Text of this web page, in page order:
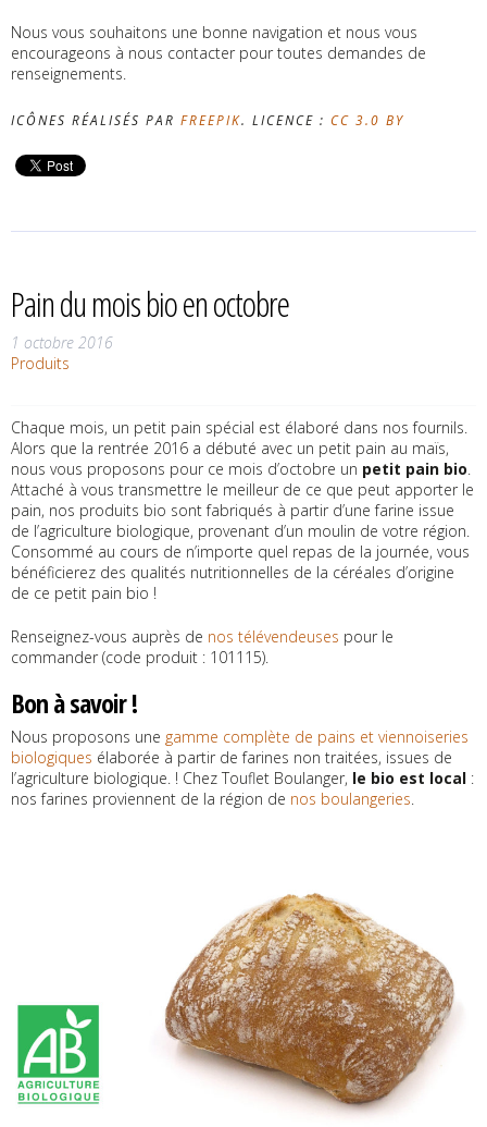
Nous vous souhaitons une bonne navigation et nous vous
encourageons à nous contacter pour toutes demandes de
renseignements.
ICÔNES RÉALISÉS PAR FREEPIK. LICENCE : CC 3.0 BY
Pain du mois bio en octobre
1 octobre 2016
Produits
Chaque mois, un petit pain spécial est élaboré dans nos fournils.
Alors que la rentrée 2016 a débuté avec un petit pain au maïs,
nous vous proposons pour ce mois d’octobre un petit pain bio
Attaché à vous transmettre le meilleur de ce que peut apporter le
pain, nos produits bio sont fabriqués à partir d’une farine issue
de l’agriculture biologique, provenant d’un moulin de votre région.
Consommé au cours de n’importe quel repas de la journée, vous
bénéficierez des qualités nutritionnelles de la céréales d’origine
de ce petit pain bio !
Renseignez-vous auprès de nos télévendeuses pour le
commander (code produit : 101115).
Bon à savoir !
Nous proposons une gamme complète de pains et viennoiseries
biologiques élaborée à partir de farines non traitées, issues de
l’agriculture biologique. ! Chez Touflet Boulanger, le bio est local :
nos farines proviennent de la région de nos boulangeries